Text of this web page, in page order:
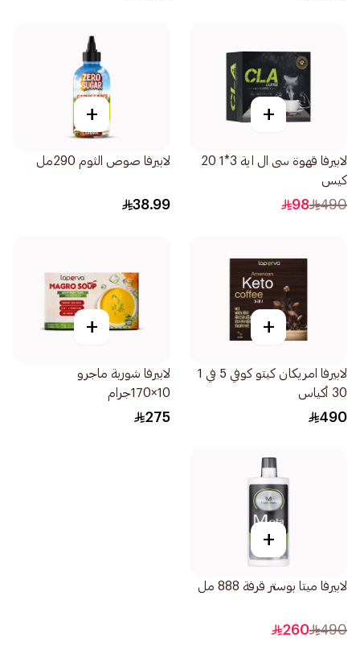
+
لابيرفا قهوة سى ال اية 3*1 20
كيس
490
98
+
لابيرفا صوص الثوم 290مل
38.99
+
لابيرفا امريكان كيتو كوفي 5 في 1
30 أكياس
490
+
لابيرفا شوربة ماجرو
10×170جرام
275
+
لابيرفا ميتا بوستر قرفة 888 مل
490
260